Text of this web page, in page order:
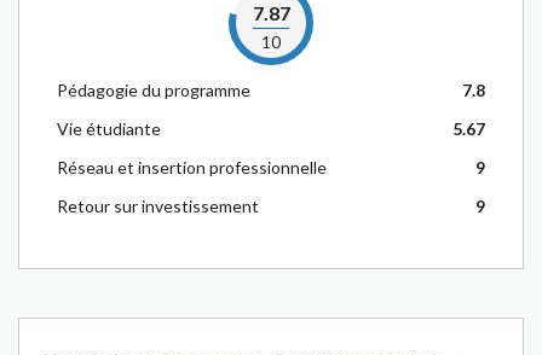
7.87
10
Pédagogie du programme
7.8
Vie étudiante
5.67
Réseau et insertion professionnelle
9
Retour sur investissement
9